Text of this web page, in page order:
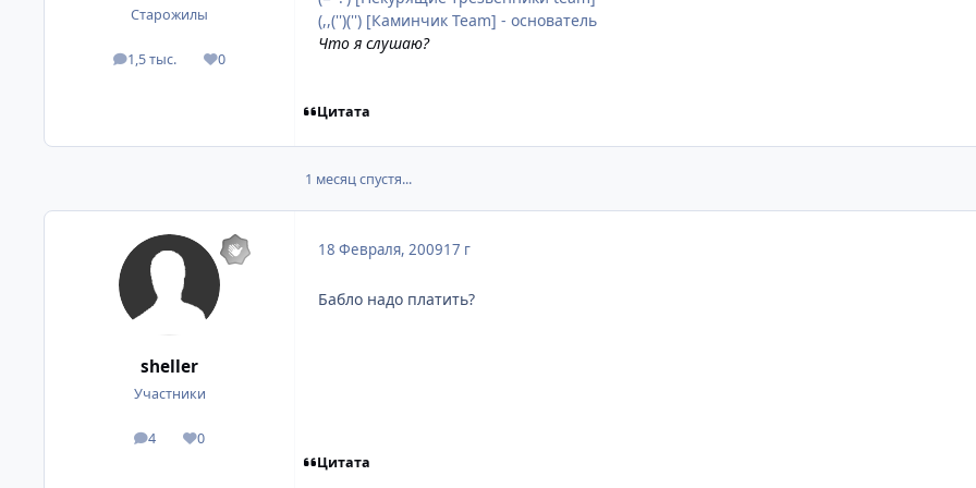
Старожилы
1,5 тыс.
посты 0
Репутация
(,,('')('') [Каминчик Team] - основатель
Что я слушаю?
Цитата
1 месяц спустя...
sheller
Участники
4
посты 0
Репутация
18 Февраля, 200917 г
Бабло надо платить?
Цитата